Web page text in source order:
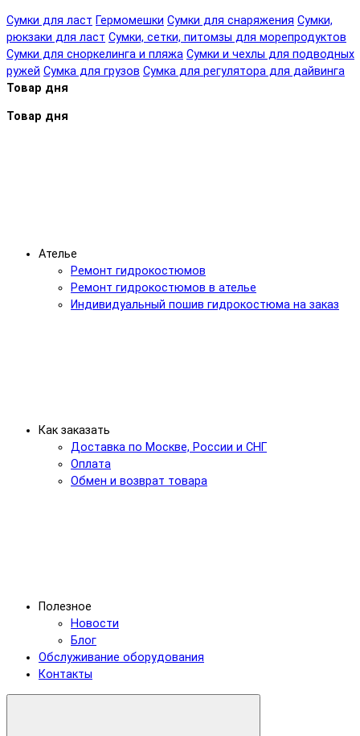
Сумки для ласт Гермомешки Сумки для снаряжения Сумки,
рюкзаки для ласт Сумки, сетки, питомзы для морепродуктов
Сумки для сноркелинга и пляжа Сумки и чехлы для подводных
ружей Сумка для грузов Сумка для регулятора для дайвинга
Товар дня
Товар дня
Ателье
Ремонт гидрокостюмов
Ремонт гидрокостюмов в ателье
Индивидуальный пошив гидрокостюма на заказ
Как заказать
Доставка по Москве, России и СНГ
Оплата
Обмен и возврат товара
Полезное
Новости
Блог
Обслуживание оборудования
Контакты